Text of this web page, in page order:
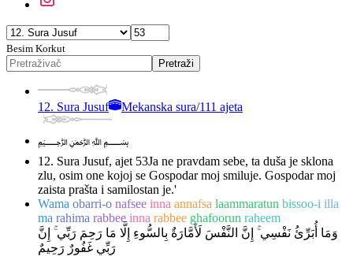
Besim Korkut
Pretraži
12. Sura Jusuf Mekanska sura/111 ajeta
﷽
12. Sura Jusuf, ajet 53Ja ne pravdam sebe, ta duša je sklona
zlu, osim one kojoj se Gospodar moj smiluje. Gospodar moj
zaista prašta i samilostan je.'
Wama obarri-o nafsee inna annafsa laammaratun bissoo-i illa
ma rahima rabbeeinna rabbee ghafoorun raheem
وَمَا أُبَرِّئُ نَفْسِي ۚ إِنَّ النَّفْسَ لَأَمَّارَةٌ بِالسُّوءِ إِلَّا مَا رَحِمَ رَبِّي ۚ إِنَّ
رَبِّي غَفُورٌ رَحِيمٌ